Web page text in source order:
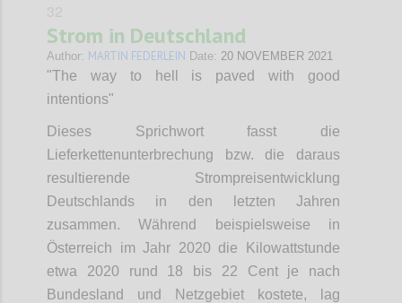
Strom in Deutschland
Author: MARTIN FEDERLEIN Date: 20 NOVEMBER 2021
"The way to hell is paved with good
intentions"
Dieses Sprichwort fasst die
Lieferkettenunterbrechung bzw. die daraus
resultierende Strompreisentwicklung
Deutschlands in den letzten Jahren
zusammen. Während beispielsweise in
Österreich im Jahr 2020 die Kilowattstunde
etwa 2020 rund 18 bis 22 Cent je nach
Bundesland und Netzgebiet kostete, lag